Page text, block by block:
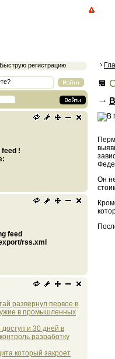
регистрацию
!
feed
rss.xml
развернул первое в
в промышленных
и 30 дней в
разработку
который закроет
Он